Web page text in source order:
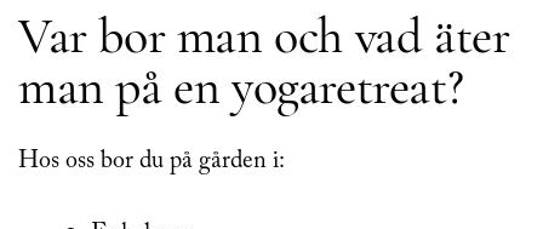
Var bor man och vad äter
man på en yogaretreat?
Hos oss bor du på gården i: